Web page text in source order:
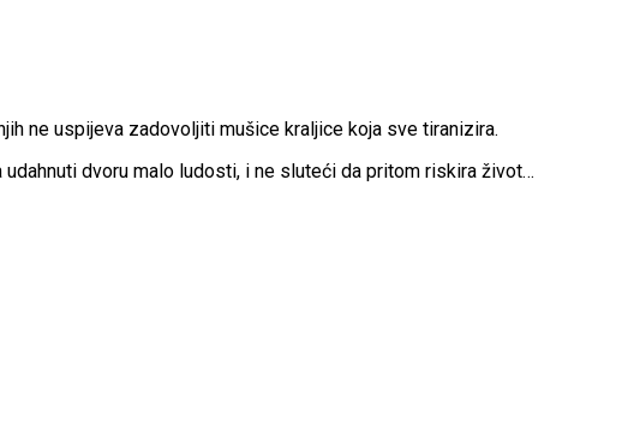
ne uspijeva zadovoljiti mušice kraljice koja sve tiranizira.
dvoru malo ludosti, i ne sluteći da pritom riskira život…